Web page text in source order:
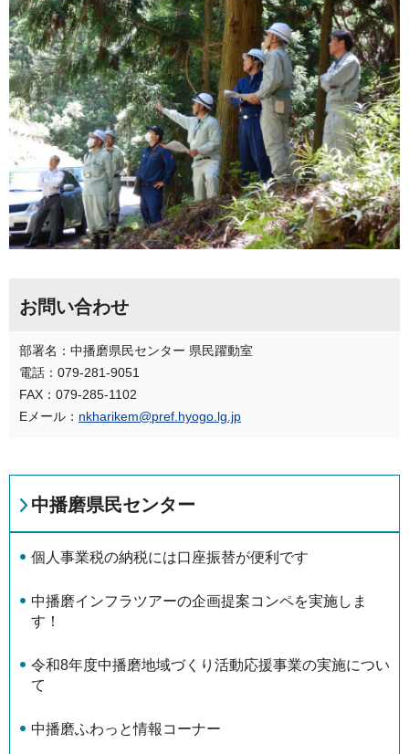
お問い合わせ
部署名：中播磨県民センター 県民躍動室
電話：079-281-9051
FAX：079-285-1102
Eメール： nkharikem@pref.hyogo.lg.jp
中播磨県民センター
個⼈事業税の納税には口座振替が便利です
中播磨インフラツアーの企画提案コンペを実施しま
す！
令和8年度中播磨地域づくり活動応援事業の実施につい
て
中播磨ふわっと情報コーナー